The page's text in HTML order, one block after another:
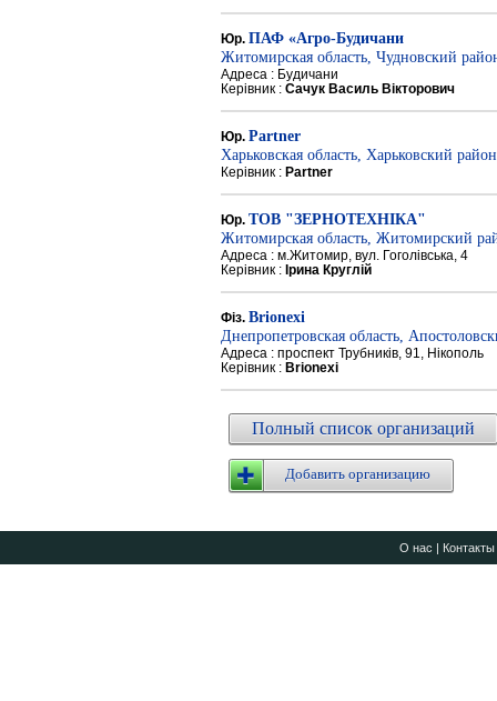
Юр. ПАФ «Агро-Будичани
Житомирская область, Чудновский
Адреса : Будичани
Керівник : Сачук Василь Вікторович
Юр. Partner
Харьковская область, Харьковский район
Керівник : Partner
Юр. ТОВ "ЗЕРНОТЕХНІКА"
Житомирская область, Житомирский
Адреса : м.Житомир, вул. Гоголівська, 4
Керівник : Ірина Круглій
Фіз. Brionexi
Днепропетровская область,
Адреса : проспект Трубників, 91, Нікополь
Керівник : Brionexi
Полный список организаций
Добавить организацию
О нас | Контакты